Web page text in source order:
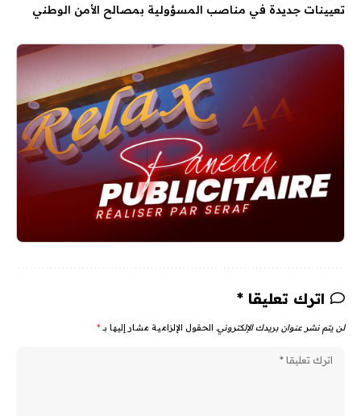
تعيينات جديدة في مناصب المسؤولية بمصالح الأمن الوطني
اترك تعليقا *
لن يتم نشر عنوان بريدك الإلكتروني. الحقول الإلزامية مشار إليها بـ *